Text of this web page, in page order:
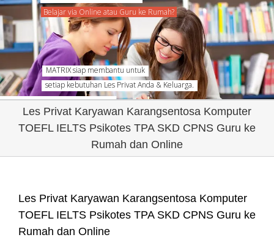
setiap kebutuhan Les Privat Anda & Keluarga.
Les Privat Karyawan Karangsentosa Komputer
TOEFL IELTS Psikotes TPA SKD CPNS Guru ke
Rumah dan Online
Les Privat Karyawan Karangsentosa Komputer
TOEFL IELTS Psikotes TPA SKD CPNS Guru ke
Rumah dan Online